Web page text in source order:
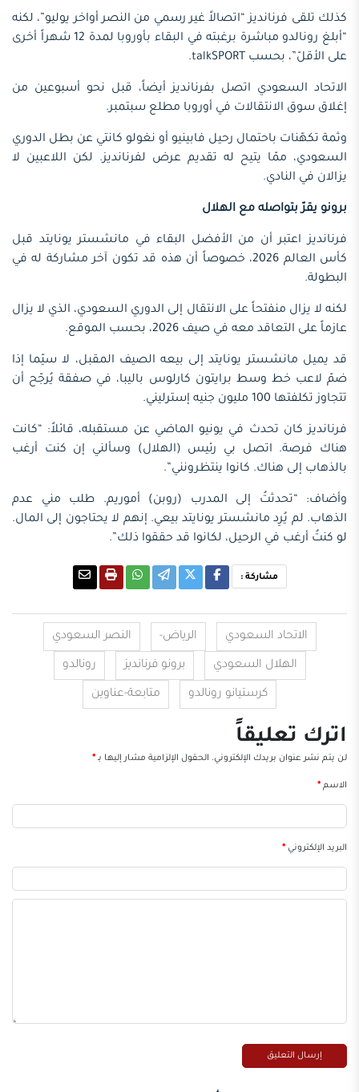
كذلك تلقى فرنانديز “اتصالاً غير رسمي من النصر أواخر يوليو”، لكنه
“أبلغ رونالدو مباشرة برغبته في البقاء بأوروبا لمدة 12 شهراً أخرى
على الأقلّ”، بحسب talkSPORT.
الاتحاد السعودي اتصل بفرنانديز أيضاً، قبل نحو أسبوعين من
إغلاق سوق الانتقالات في أوروبا مطلع سبتمبر.
وثمة تكهّنات باحتمال رحيل فابينيو أو نغولو كانتي عن بطل الدوري
السعودي، ممّا يتيح له تقديم عرض لفرنانديز. لكن اللاعبين لا
يزالان في النادي.
برونو يقرّ بتواصله مع الهلال
فرنانديز اعتبر أن من الأفضل البقاء في مانشستر يونايتد قبل
كأس العالم 2026، خصوصاً أن هذه قد تكون آخر مشاركة له في
البطولة.
لكنه لا يزال منفتحاً على الانتقال إلى الدوري السعودي، الذي لا يزال
عازماً على التعاقد معه في صيف 2026، بحسب الموقع.
قد يميل مانشستر يونايتد إلى بيعه الصيف المقبل، لا سيّما إذا
ضمّ لاعب خط وسط برايتون كارلوس باليبا، في صفقة يُرجّح أن
تتجاوز تكلفتها 100 مليون جنيه إسترليني.
فرنانديز كان تحدث في يونيو الماضي عن مستقبله، قائلاً: “كانت
هناك فرصة. اتصل بي رئيس (الهلال) وسألني إن كنت أرغب
بالذهاب إلى هناك. كانوا ينتظرونني”.
وأضاف: “تحدثتُ إلى المدرب (روبن) أموريم. طلب ​​مني عدم
الذهاب. لم يُرِد مانشستر يونايتد بيعي. إنهم لا يحتاجون إلى المال.
لو كنتُ أرغب في الرحيل، لكانوا قد حققوا ذلك”.
مشاركة :
الاتحاد السعودي الرياض- النصر السعودي
الهلال السعودي برونو فرنانديز رونالدو
كرستيانو رونالدو متابعة-عناوين
اترك تعليقاً
لن يتم نشر عنوان بريدك الإلكتروني. الحقول الإلزامية مشار إليها بـ*
الاسم*
البريد الإلكتروني*